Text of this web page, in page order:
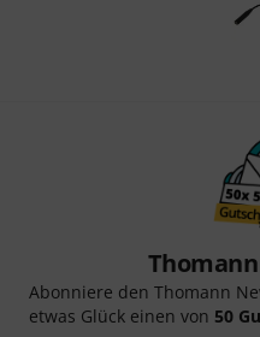
Abonniere den Thomann
etwas Glück einen von 50